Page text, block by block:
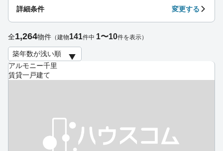
アルモニー千里
賃貸一戸建て
詳細条件 変更する
全1,264物件 （建物141件中 1〜10件を表示）